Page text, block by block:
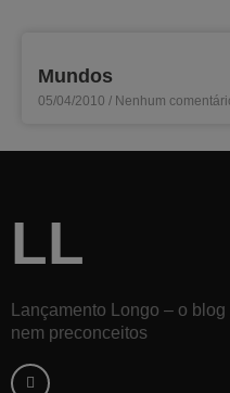
Mundos
05/04/2010 Nenhum
LL
Lançamento Longo – o
nem preconceitos
a
c